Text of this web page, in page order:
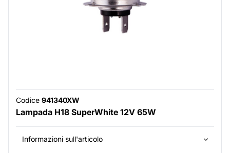
Codice 941340XW
Lampada H18 SuperWhite 12V 65W
Informazioni sull'articolo